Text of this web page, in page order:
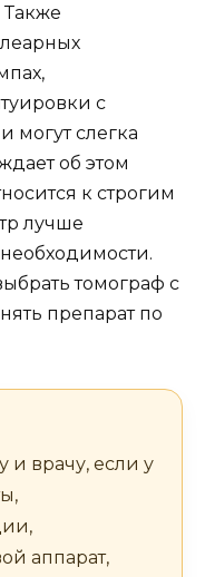
Также
с
могут слегка
об этом
к строгим
лучше
томограф с
препарат по
и врачу, если у
аппарат,